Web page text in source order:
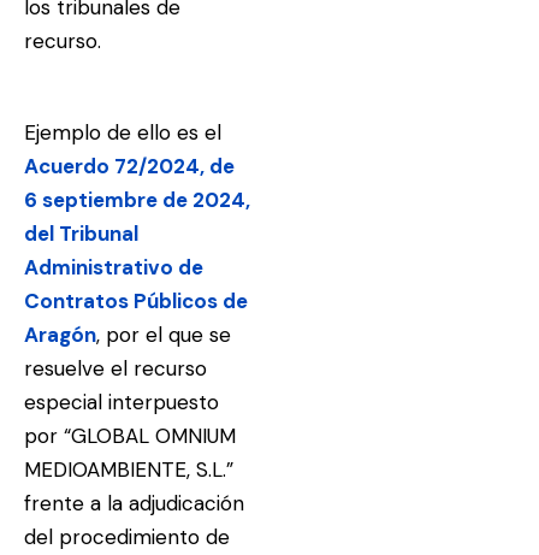
los tribunales de
recurso.
Ejemplo de ello es el
Acuerdo 72/2024, de
6 septiembre de 2024,
del Tribunal
Administrativo de
Contratos Públicos de
Aragón, por el que se
resuelve el recurso
especial interpuesto
por “GLOBAL OMNIUM
MEDIOAMBIENTE, S.L.”
frente a la adjudicación
del procedimiento de